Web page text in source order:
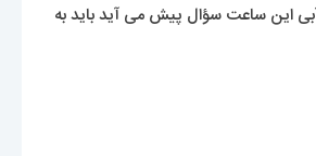
هم راجع به ضد آبی این ساعت سؤال پیش می آید باید به